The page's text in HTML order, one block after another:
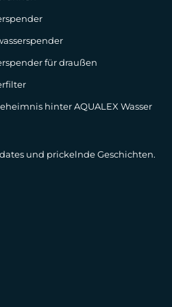
für draußen
hinter AQUALEX Wasser
und prickelnde Geschichten.